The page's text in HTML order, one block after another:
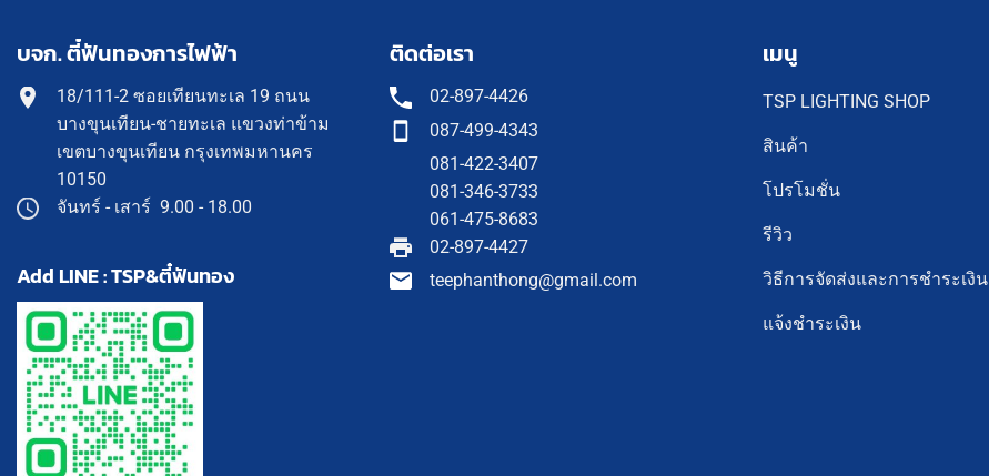
บจก. ตี๋ฟันทองการไฟฟ้า
18/111-2 ซอยเทียนทะเล 19 ถนน
บางขุนเทียน-ชายทะเล แขวงท่าข้าม
เขตบางขุนเทียน กรุงเทพมหานคร
10150
จันทร์ - เสาร์ 9.00 - 18.00
Add LINE : TSP&ตี๋ฟันทอง
ติดต่อเรา
02-897-4426
087-499-4343
081-422-3407
081-346-3733
061-475-8683
02-897-4427
teephanthong@gmail.com
เมนู
TSP LIGHTING SHOP
สินค้า
โปรโมชั่น
รีวิว
วิธีการจัดส่งและการชำระเงิน
แจ้งชำระเงิน